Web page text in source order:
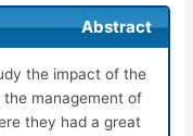
Abstract
the impact of the
management of
they had a great